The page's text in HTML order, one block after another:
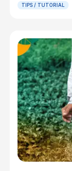
TIPS / TUTORIAL